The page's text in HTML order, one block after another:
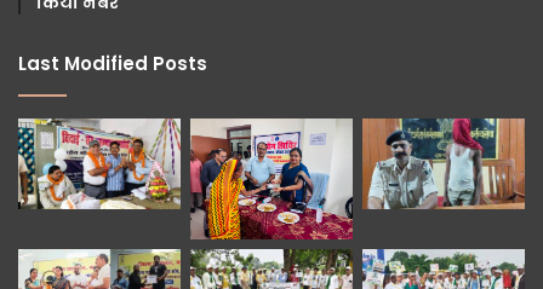
Last Modified Posts